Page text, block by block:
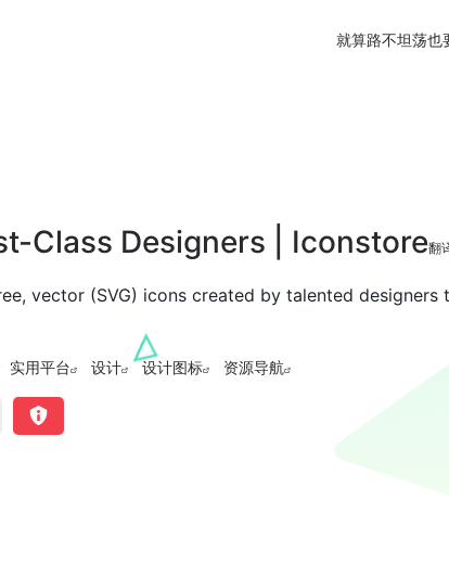
就算路不坦荡也
Class Designers | Iconstore翻
vector (SVG) icons created by talented
实用平台 设计 设计图标 资源导航